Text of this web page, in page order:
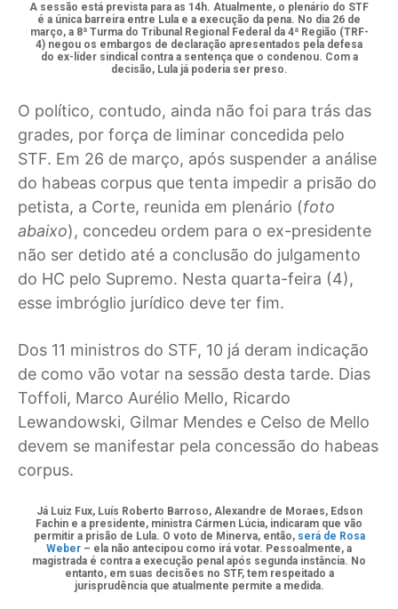
A sessão está prevista para as 14h. Atualmente, o plenário do STF
é a única barreira entre Lula e a execução da pena. No dia 26 de
março, a 8ª Turma do Tribunal Regional Federal da 4ª Região (TRF-
4) negou os embargos de declaração apresentados pela defesa
do ex-líder sindical contra a sentença que o condenou. Com a
decisão, Lula já poderia ser preso.
O político, contudo, ainda não foi para trás das
grades, por força de liminar concedida pelo
STF. Em 26 de março, após suspender a análise
do habeas corpus que tenta impedir a prisão do
petista, a Corte, reunida em plenário (foto
abaixo), concedeu ordem para o ex-presidente
não ser detido até a conclusão do julgamento
do HC pelo Supremo. Nesta quarta-feira (4),
esse imbróglio jurídico deve ter fim.
Dos 11 ministros do STF, 10 já deram indicação
de como vão votar na sessão desta tarde. Dias
Toffoli, Marco Aurélio Mello, Ricardo
Lewandowski, Gilmar Mendes e Celso de Mello
devem se manifestar pela concessão do habeas
corpus.
Já Luiz Fux, Luís Roberto Barroso, Alexandre de Moraes, Edson
Fachin e a presidente, ministra Cármen Lúcia, indicaram que vão
permitir a prisão de Lula. O voto de Minerva, então, será de Rosa
Weber – ela não antecipou como irá votar. Pessoalmente, a
magistrada é contra a execução penal após segunda instância. No
entanto, em suas decisões no STF, tem respeitado a
jurisprudência que atualmente permite a medida.